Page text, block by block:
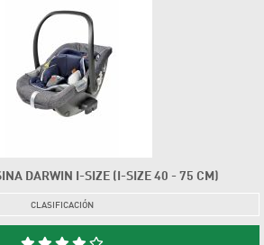
DARWIN I-SIZE (I-SIZE 40 - 75 CM)
CLASIFICACIÓN